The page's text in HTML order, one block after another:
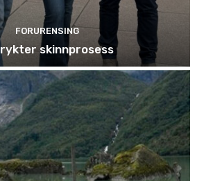
FORURENSING
skinnprosess